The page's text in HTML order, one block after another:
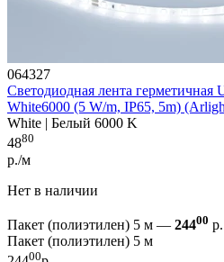
064327
Светодиодная лента
White6000 (5 W/m, IP65, 5m)
White | Белый 6000 K
4880
р./м
Нет в наличии
Пакет (полиэтилен) 5 м — 24400 р.
Пакет (полиэтилен) 5 м
00